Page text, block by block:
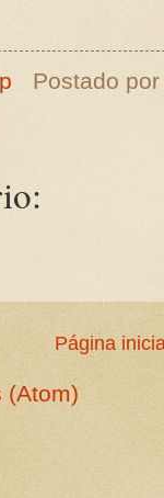
Postado
Página
(Atom)